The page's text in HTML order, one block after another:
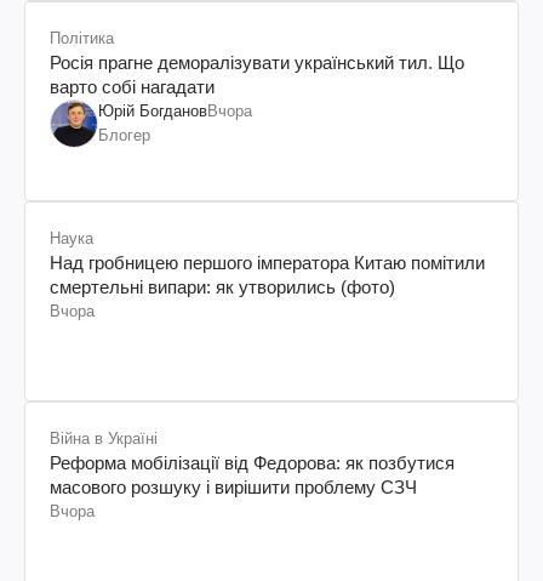
Політика
Росія прагне деморалізувати український тил. Що
варто собі нагадати
Юрій БогдановВчора
Блогер
Наука
Над гробницею першого імператора Китаю помітили
смертельні випари: як утворились (фото)
Вчора
Війна в Україні
Реформа мобілізації від Федорова: як позбутися
масового розшуку і вирішити проблему СЗЧ
Вчора